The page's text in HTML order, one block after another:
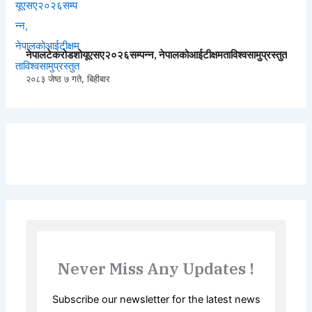
नेपालटेकरोडशोयूएसए२०२६सम्पन्न, नेपालकोआईटीक्षमताविश्वसामुप्रस्तुत
२०८३ जेष्ठ ७ गते, बिहीबार
Never Miss Any Updates !
Subscribe our newsletter for the latest news